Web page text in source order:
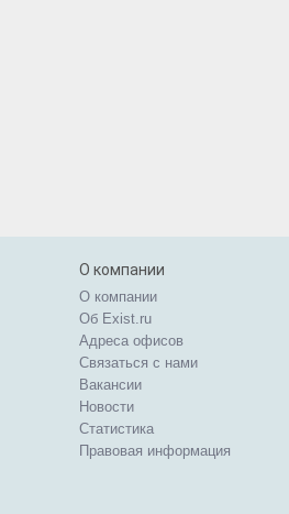
О компании
О компании
Об Exist.ru
Адреса офисов
Связаться с нами
Вакансии
Новости
Статистика
Правовая информация